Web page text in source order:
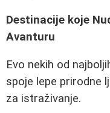
Destinacije koje
Avanturu
Evo nekih od
spoje lepe prirodne
za istraživanje.